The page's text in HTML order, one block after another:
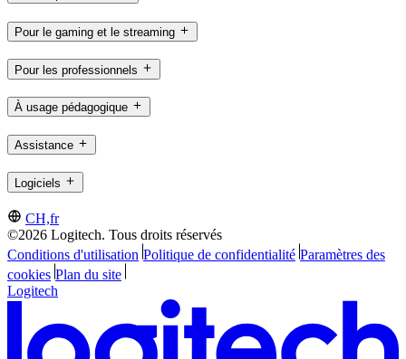
Pour le gaming et le streaming
Pour les professionnels
À usage pédagogique
Assistance
Logiciels
CH,fr
©2026 Logitech. Tous droits réservés
Conditions d'utilisation Politique de confidentialité Paramètres des
cookies Plan du site
Logitech